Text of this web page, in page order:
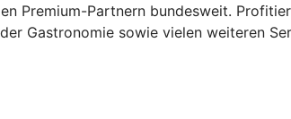
Premium-Partnern bundesweit.
Gastronomie sowie vielen weiteren